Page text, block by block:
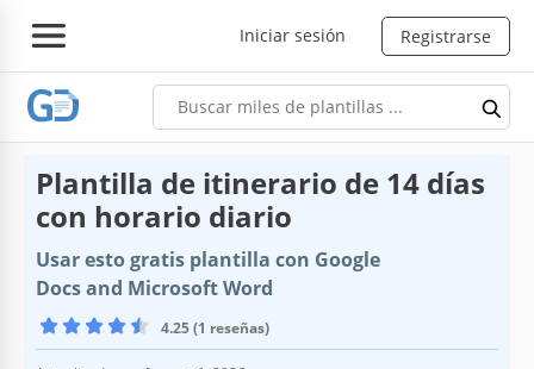
Iniciar sesión Registrarse
Plantilla de itinerario de 14 días
con horario diario
Usar esto gratis plantilla con Google
Docs and Microsoft Word
4.25 (1 reseñas)